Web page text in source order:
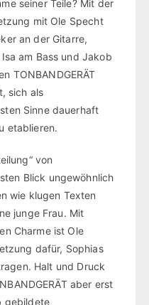
seiner Teile? Mit der
mit Ole Specht
an der Gitarre,
am Bass und Jakob
TONBANDGERÄT
sich als
Sinne dauerhaft
etablieren.
von
Blick ungewöhnlich
wie klugen Texten
junge Frau. Mit
Charme ist Ole
dafür, Sophias
Halt und Druck
aber erst
gebildete